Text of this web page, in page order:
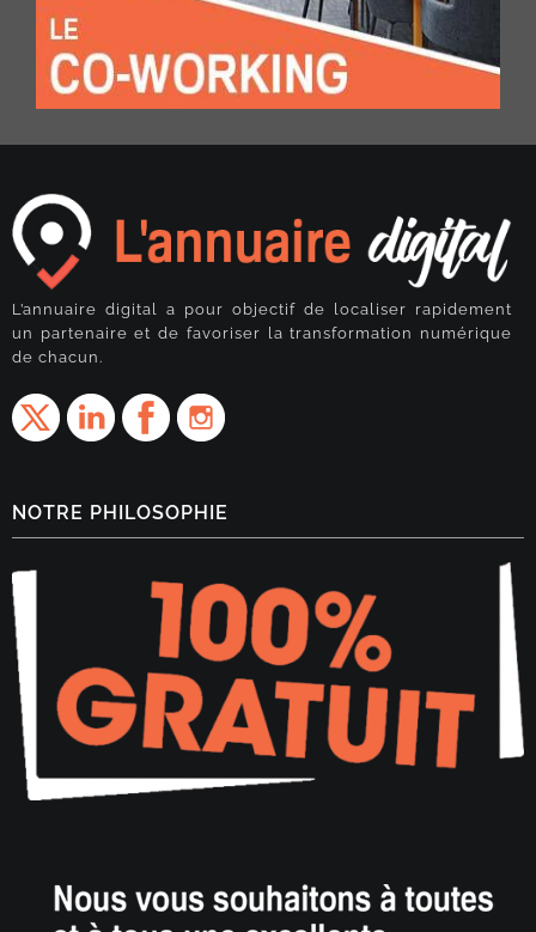
L’annuaire digital a pour objectif de localiser rapidement
un partenaire et de favoriser la transformation numérique
de chacun.
NOTRE PHILOSOPHIE